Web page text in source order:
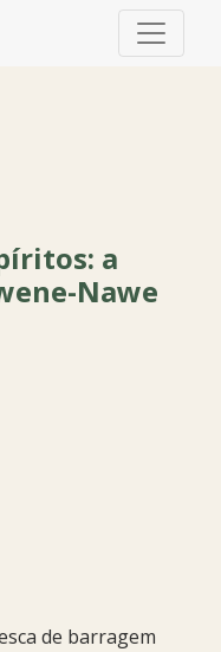
ritual dos Enawene-
a
Nawe
de barragem